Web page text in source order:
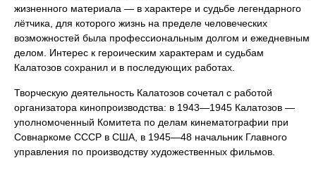
жизненного материала — в характере и судьбе легендарного
лётчика, для которого жизнь на пределе человеческих
возможностей была профессиональным долгом и ежедневным
делом. Интерес к героическим характерам и судьбам
Калатозов сохранил и в последующих работах.
Творческую деятельность Калатозов сочетал с работой
организатора кинопроизводства: в 1943—1945 Калатозов —
уполномоченный Комитета по делам кинематографии при
Совнаркоме СССР в США, в 1945—48 начальник Главного
управления по производству художественных фильмов.